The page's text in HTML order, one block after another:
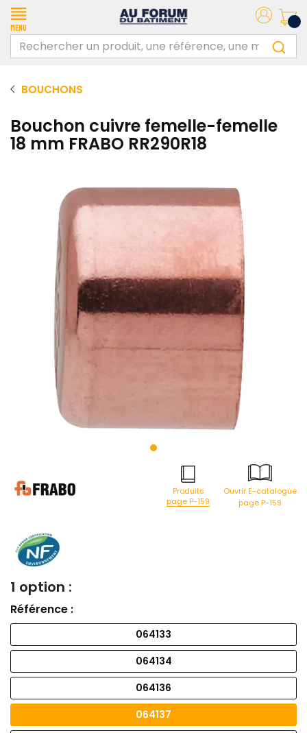
Menu
BOUCHONS
Bouchon cuivre femelle-femelle
18 mm FRABO RR290R18
Produits
page P-159
Ouvrir E-catalogue
page P-159
1 option :
Référence :
064133
064134
064136
064137